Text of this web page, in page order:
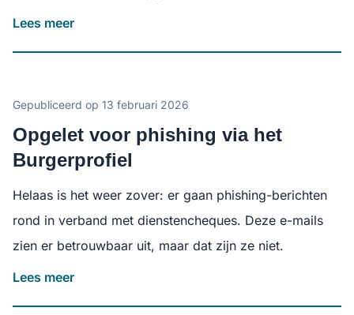
Lees meer
Gepubliceerd op 13 februari 2026
Opgelet voor phishing via het
Burgerprofiel
Helaas is het weer zover: er gaan phishing-berichten
rond in verband met dienstencheques. Deze e-mails
zien er betrouwbaar uit, maar dat zijn ze niet.
Lees meer